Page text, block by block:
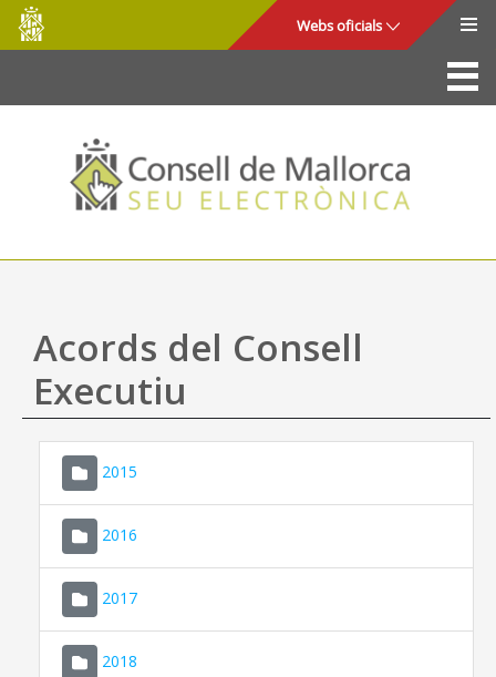
Salta al contingut principal
Consell
de
Mallorca
Webs oficials
La Seu
Consell de Mallorca
Accés i seguretat
Utilitats
Ajuda
Acords del Consell
Executiu
2015
2016
2017
2018